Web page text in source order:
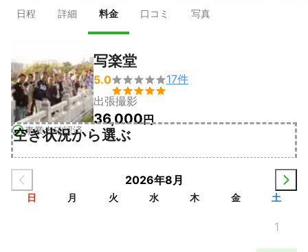
日程 詳細 料金 口コミ 写真
事業者確認済
写楽堂
5.0

17件
出張撮影
36,000円
空き状況から選ぶ
2026年8月
日 月 火 水 木 金 土
1